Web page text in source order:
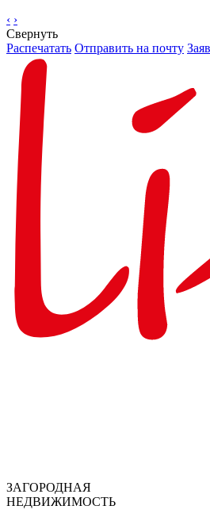
‹ ›
Свернуть
Распечатать Отправить на почту
ЗАГОРОДНАЯ
НЕДВИЖИМОСТЬ